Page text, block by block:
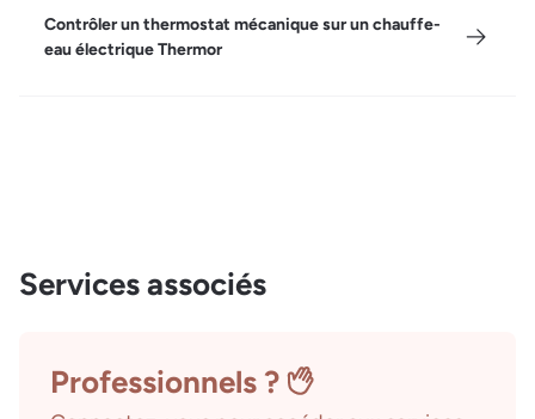
Contrôler un thermostat mécanique sur un chauffe-
eau électrique Thermor
Services associés
Professionnels ?